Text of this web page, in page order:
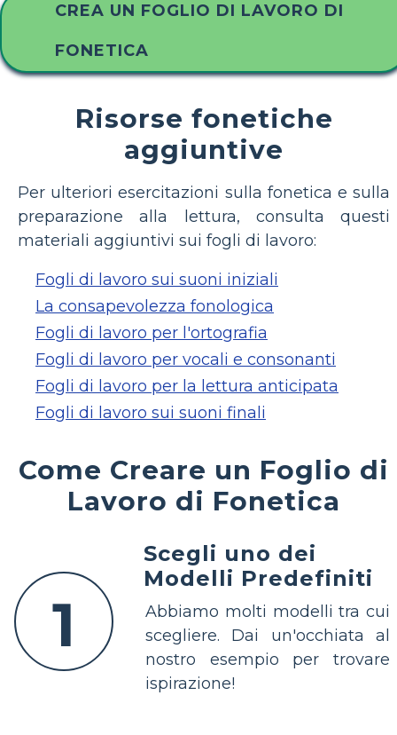
CREA UN FOGLIO DI LAVORO DI
FONETICA
Risorse fonetiche
aggiuntive
Per ulteriori esercitazioni sulla fonetica e sulla
preparazione alla lettura, consulta questi
materiali aggiuntivi sui fogli di lavoro:
Fogli di lavoro sui suoni iniziali
La consapevolezza fonologica
Fogli di lavoro per l'ortografia
Fogli di lavoro per vocali e consonanti
Fogli di lavoro per la lettura anticipata
Fogli di lavoro sui suoni finali
Come Creare un Foglio di
Lavoro di Fonetica
1
Scegli uno dei
Modelli Predefiniti
Abbiamo molti modelli tra cui
scegliere. Dai un'occhiata al
nostro esempio per trovare
ispirazione!